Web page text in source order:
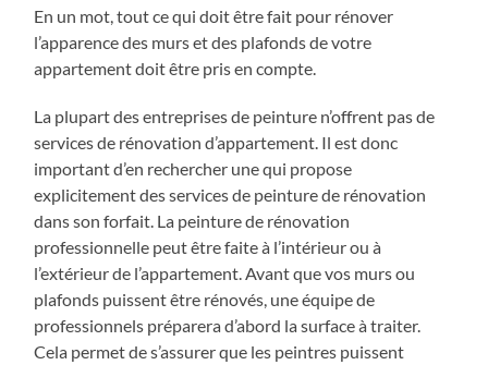
En un mot, tout ce qui doit être fait pour rénover
l’apparence des murs et des plafonds de votre
appartement doit être pris en compte.
La plupart des entreprises de peinture n’offrent pas de
services de rénovation d’appartement. Il est donc
important d’en rechercher une qui propose
explicitement des services de peinture de rénovation
dans son forfait. La peinture de rénovation
professionnelle peut être faite à l’intérieur ou à
l’extérieur de l’appartement. Avant que vos murs ou
plafonds puissent être rénovés, une équipe de
professionnels préparera d’abord la surface à traiter.
Cela permet de s’assurer que les peintres puissent